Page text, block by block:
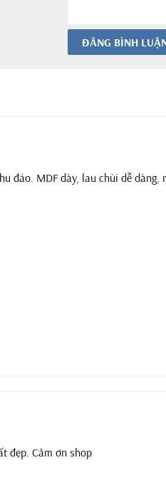
ĐĂNG BÌNH
đáo. MDF dày, lau chùi dễ dàng,
đẹp. Cảm ơn shop